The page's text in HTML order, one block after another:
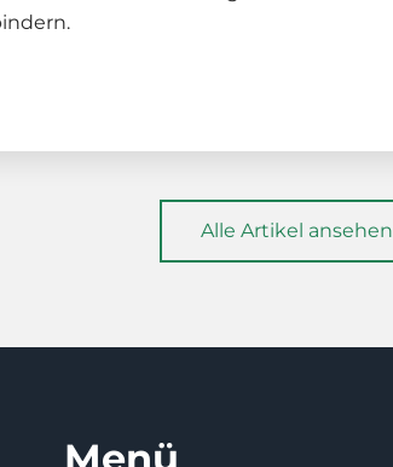
Alle Artikel ansehen